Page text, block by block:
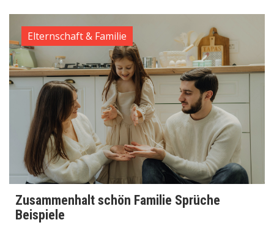
Elternschaft & Familie
Zusammenhalt schön Familie Sprüche
Beispiele